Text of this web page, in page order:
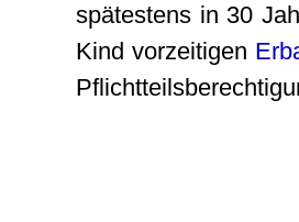
spätestens in 30
Kind vorzeitigen